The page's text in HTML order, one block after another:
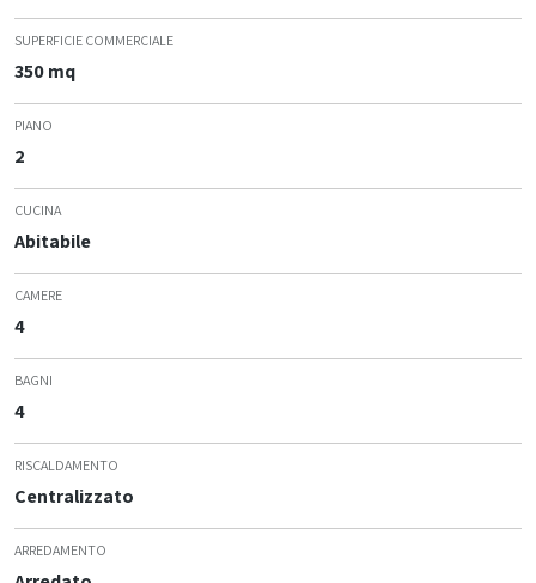
SUPERFICIE COMMERCIALE
350 mq
PIANO
2
CUCINA
Abitabile
CAMERE
4
BAGNI
4
RISCALDAMENTO
Centralizzato
ARREDAMENTO